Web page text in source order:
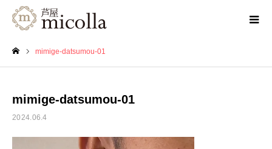
mimige-datsumou-01
mimige-datsumou-01
2024.06.4